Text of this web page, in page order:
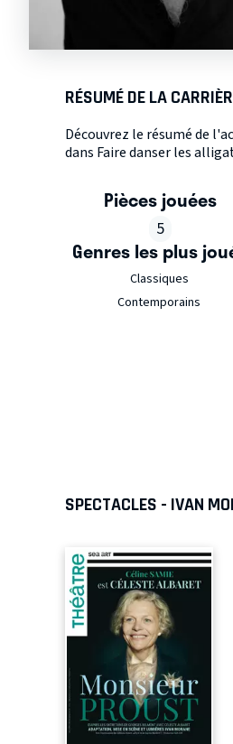
RÉSUMÉ DE LA
Découvrez le résumé de
dans Faire danser les
Pièces jouées
5
Genres les plus
Classiques
Contemporains
SPECTACLES - IVAN